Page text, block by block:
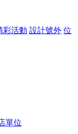
彩活動 設計號外 位
單位